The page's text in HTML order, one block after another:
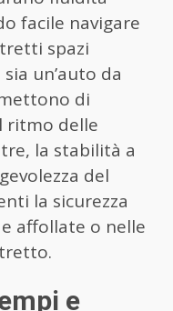
facile navigare
spazi
un’auto da
di
ritmo delle
la stabilità a
del
la sicurezza
affollate o nelle
e